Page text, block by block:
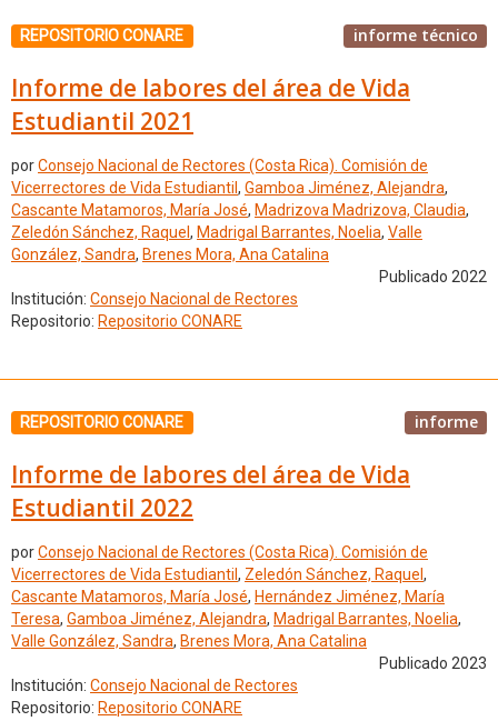
REPOSITORIO CONARE informe técnico
Informe de labores del área de Vida
Estudiantil 2021
porConsejo Nacional de Rectores (Costa Rica). Comisión de
Vicerrectores de Vida Estudiantil , Gamboa Jiménez, Alejandra,
Cascante Matamoros, María José, Madrizova Madrizova, Claudia,
Zeledón Sánchez, Raquel , Madrigal Barrantes, Noelia, Valle
González, Sandra, Brenes Mora, Ana Catalina
Publicado 2022
Institución: Consejo Nacional de Rectores
Repositorio: Repositorio CONARE
REPOSITORIO CONARE informe
Informe de labores del área de Vida
Estudiantil 2022
porConsejo Nacional de Rectores (Costa Rica). Comisión de
Vicerrectores de Vida Estudiantil , Zeledón Sánchez, Raquel ,
Cascante Matamoros, María José, Hernández Jiménez, María
Teresa, Gamboa Jiménez, Alejandra, Madrigal Barrantes, Noelia,
Valle González, Sandra, Brenes Mora, Ana Catalina
Publicado 2023
Institución: Consejo Nacional de Rectores
Repositorio: Repositorio CONARE